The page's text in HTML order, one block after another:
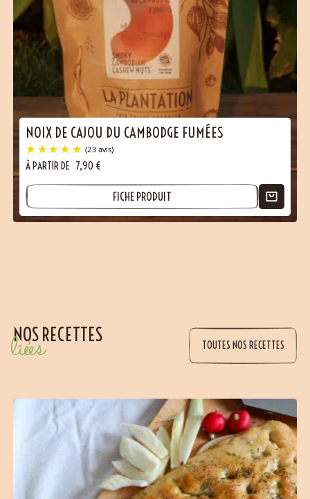
NOIX DE CAJOU DU CAMBODGE FUMÉES
À PARTIR DE 7,90 €
FICHE PRODUIT
NOS RECETTES
liées TOUTES NOS RECETTES